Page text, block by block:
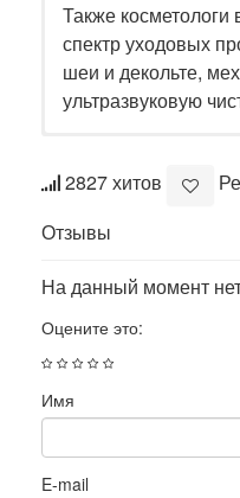
Также
спектр уходовых
шеи и декольте,
ультразвуковую
2827 хитов
Отзывы
На данный момент
Оцените это:
Имя
E-mail